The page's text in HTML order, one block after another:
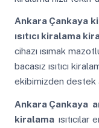
Ankara Çankaya
ısıtıcı kiralama
cihazı ısımak
bacasız ısıtıcı
ekibimizden destek
Ankara Çankaya
kiralama